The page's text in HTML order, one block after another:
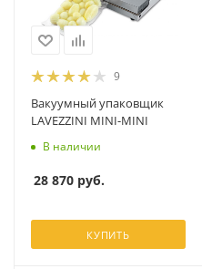
9
Вакуумный упаковщик
LAVEZZINI MINI-MINI
В наличии
28 870 руб.
КУПИТЬ